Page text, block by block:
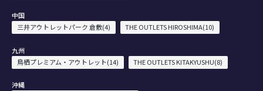
中国
三井アウトレットパーク 倉敷(4)
THE OUTLETS HIROSHIMA(10)
九州
鳥栖プレミアム・アウトレット(14)
THE OUTLETS KITAKYUSHU(8)
沖縄